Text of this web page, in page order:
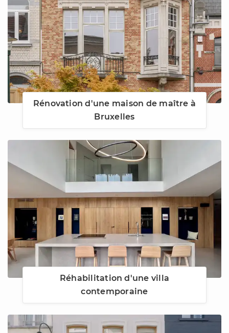
Rénovation d'une maison de maître à
Bruxelles
Réhabilitation d'une villa
contemporaine